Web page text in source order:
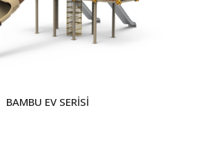
BAMBU EV SERİSİ